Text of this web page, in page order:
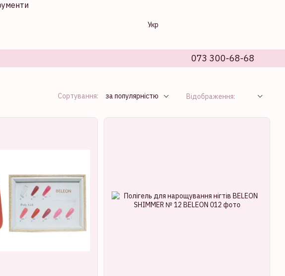
Укр
073 300-68-68
Сортування: за популярністю Відображення: